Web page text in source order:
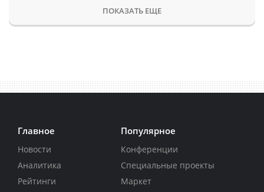
ПОКАЗАТЬ ЕЩЕ
Главное
Новости
Аналитика
Рейтинги
Популярное
Конференции
Специальные проекты
Маркет